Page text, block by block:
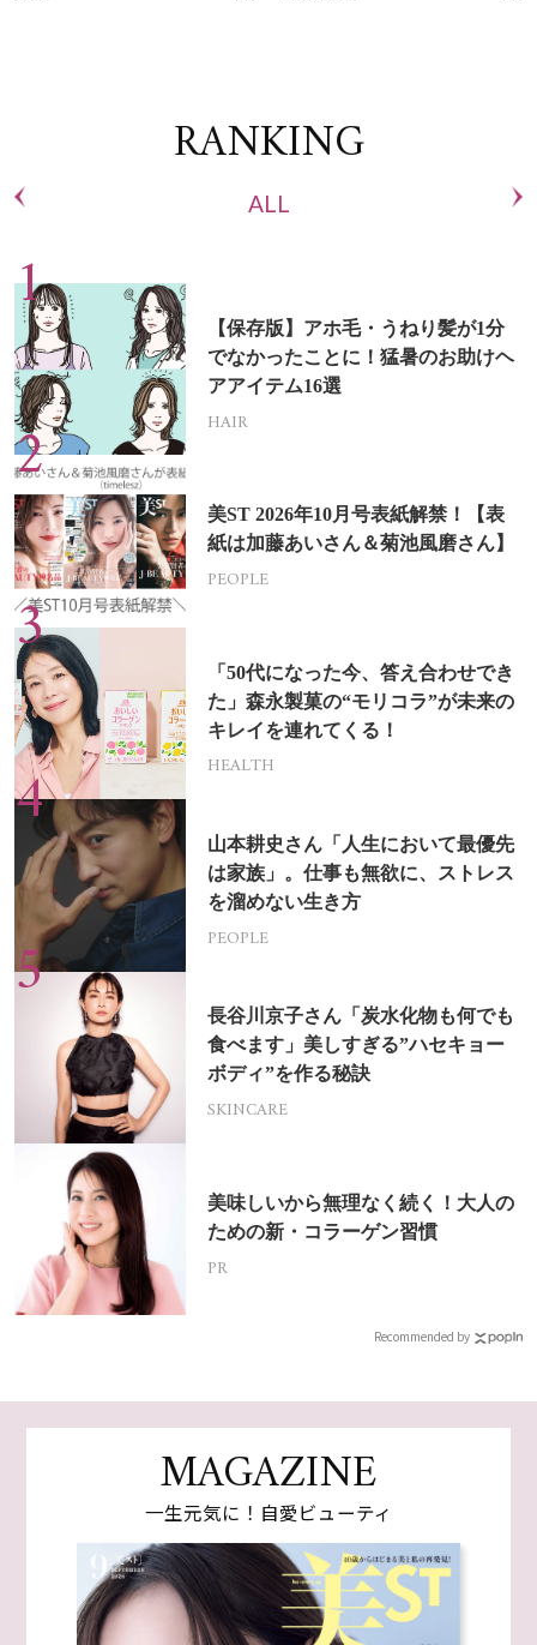
RANKING
ALL
【保存版】アホ毛・うねり髪が1分
でなかったことに！猛暑のお助けヘ
アアイテム16選
HAIR
美ST 2026年10月号表紙解禁！【表
紙は加藤あいさん＆菊池風磨さん】
PEOPLE
「50代になった今、答え合わせでき
た」森永製菓の“モリコラ”が未来の
キレイを連れてくる！
HEALTH
山本耕史さん「人生において最優先
は家族」。仕事も無欲に、ストレス
を溜めない生き方
PEOPLE
長谷川京子さん「炭水化物も何でも
食べます」美しすぎる”ハセキョー
ボディ”を作る秘訣
SKINCARE
美味しいから無理なく続く！大人の
ための新・コラーゲン習慣
PR
Recommended by
MAGAZINE
一生元気に！自愛ビューティ